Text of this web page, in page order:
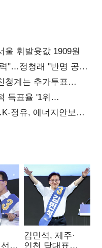
휘발윳값 1909원
"…정청래 "반명 공세
청계는 추가투표
득표율 '1위
정유, 에너지안보
김민석, 제주·
인천 당대표